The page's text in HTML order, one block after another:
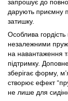
запрошує до
дарують приємну
затишку.
Особлива
незалежними
на навантаження
підтримку.
зберігає форму,
створює ефект
не лише для